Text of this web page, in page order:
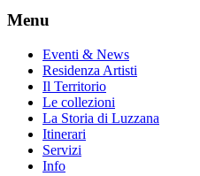
Menu
Eventi & News
Residenza Artisti
Il Territorio
Le collezioni
La Storia di Luzzana
Itinerari
Servizi
Info